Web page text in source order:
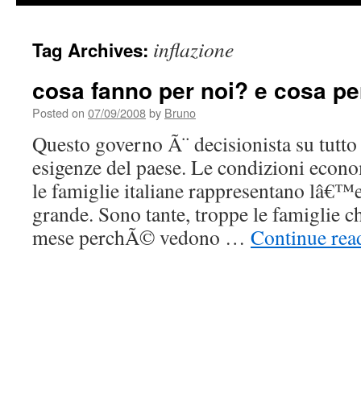
Tag Archives: inflazione
cosa fanno per noi? e cosa
Posted on 07/09/2008by Bruno
Questo governo Ã¨ decisionista su
esigenze del paese. Le condizioni
le famiglie italiane rappresentano
grande. Sono tante, troppe le famiglie
mese perchÃ© vedono … Continue